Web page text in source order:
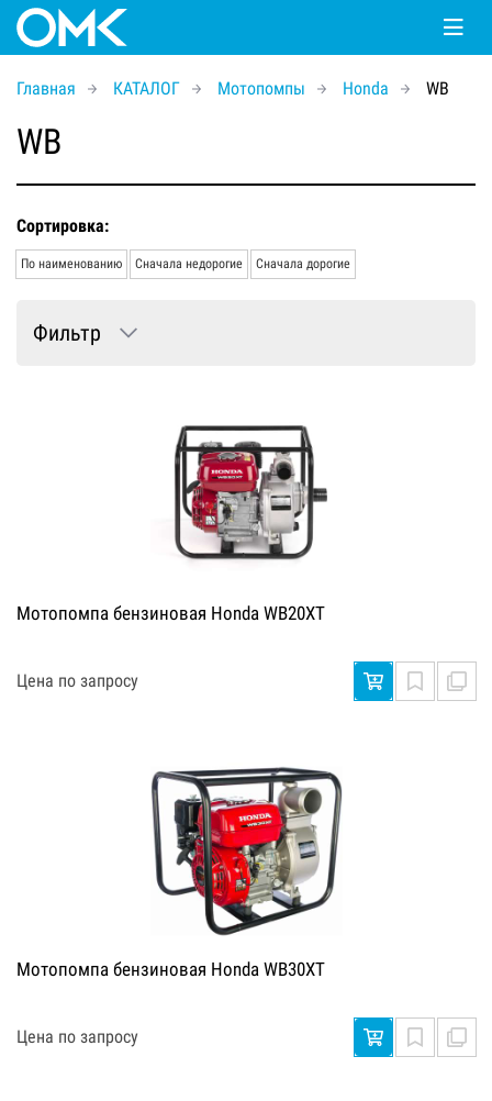
Главная КАТАЛОГ Мотопомпы Honda WB
WB
Сортировка:
По наименованию Сначала недорогие Сначала дорогие
Фильтр
Мотопомпа бензиновая Honda WB20XT
Цена по запросу
Мотопомпа бензиновая Honda WB30XT
Цена по запросу